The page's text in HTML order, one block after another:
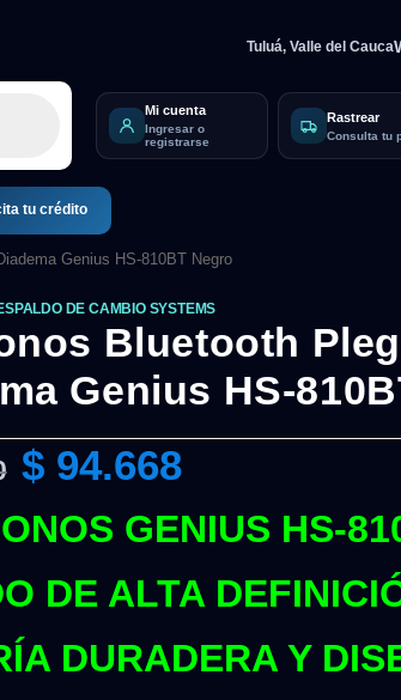
Tuluá, Valle del Cauca
Mi cuenta
Ingresar o
registrarse
Rastrear
Consulta tu
tu crédito
Genius HS-810BT Negro
DE CAMBIO SYSTEMS
Bluetooth
Genius HS-
$94.668
GENIUS HS-
DE ALTA
DURADERA Y